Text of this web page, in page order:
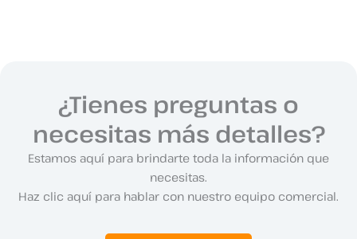
¿Tienes preguntas o
necesitas más detalles?
Estamos aquí para brindarte toda la información que
necesitas.
Haz clic aquí para hablar con nuestro equipo comercial.